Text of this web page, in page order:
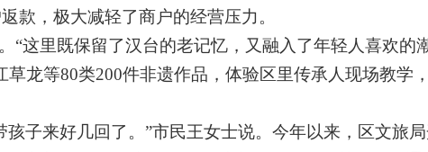
款，极大减轻了商户的经营压力。
“这里既保留了汉台的老记忆，又融入了年轻人喜欢的
龙等80类200件非遗作品，体验区里传承人现场教学
子来好几回了。”市民王女士说。今年以来，区文旅